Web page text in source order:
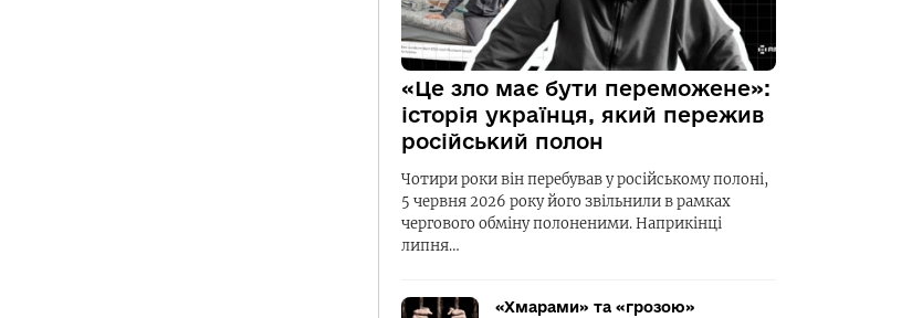
«Це зло має бути переможене»:
історія українця, який пережив
російський полон
Чотири роки він перебував у російському полоні,
5 червня 2026 року його звільнили в рамках
чергового обміну полоненими. Наприкінці
липня…
«Хмарами» та «грозою»